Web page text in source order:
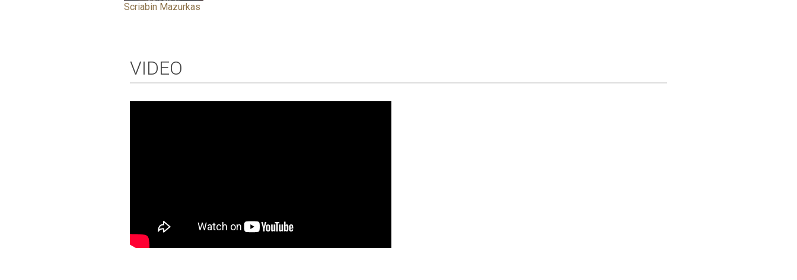
Scriabin Mazurkas
VIDEO